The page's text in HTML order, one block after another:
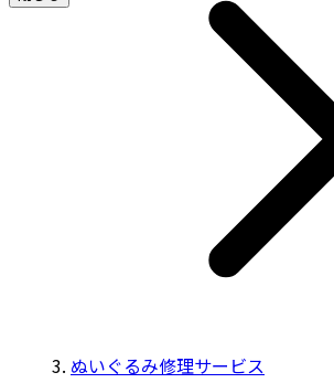
ぬいぐるみ修理サービス